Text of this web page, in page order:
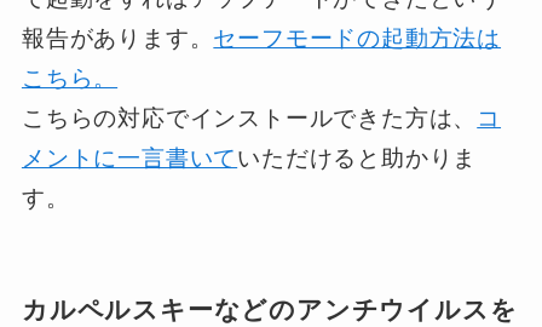
報告があります。 セーフモードの起動方法は
こちら。
こちらの対応でインストールできた方は、
コ
メントに一言書いていただけると助かりま
す。
カルペルスキーなどのアンチウイルスを